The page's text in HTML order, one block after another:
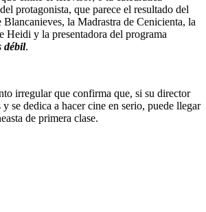
protagonista, que parece el resultado del
la Madrastra de Cenicienta, la
Heidi y la presentadora del programa
débil.
irregular que confirma que, si su director
se dedica a hacer cine en serio, puede llegar
de primera clase.